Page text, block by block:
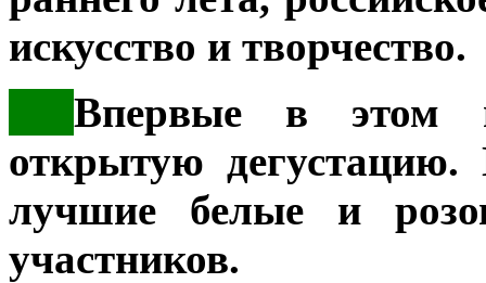
искусство и творчество.
Впервые в этом
открытую дегустацию.
лучшие белые и
участников.